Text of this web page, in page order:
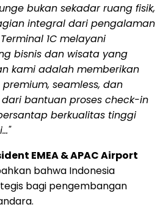
bukan sekadar ruang fisik,
integral dari pengalaman
1C melayani
bisnis dan wisata yang
kami adalah memberikan
seamless, dan
bantuan proses check-in
berkualitas tinggi
EMEA & APAC Airport
bahwa Indonesia
bagi pengembangan